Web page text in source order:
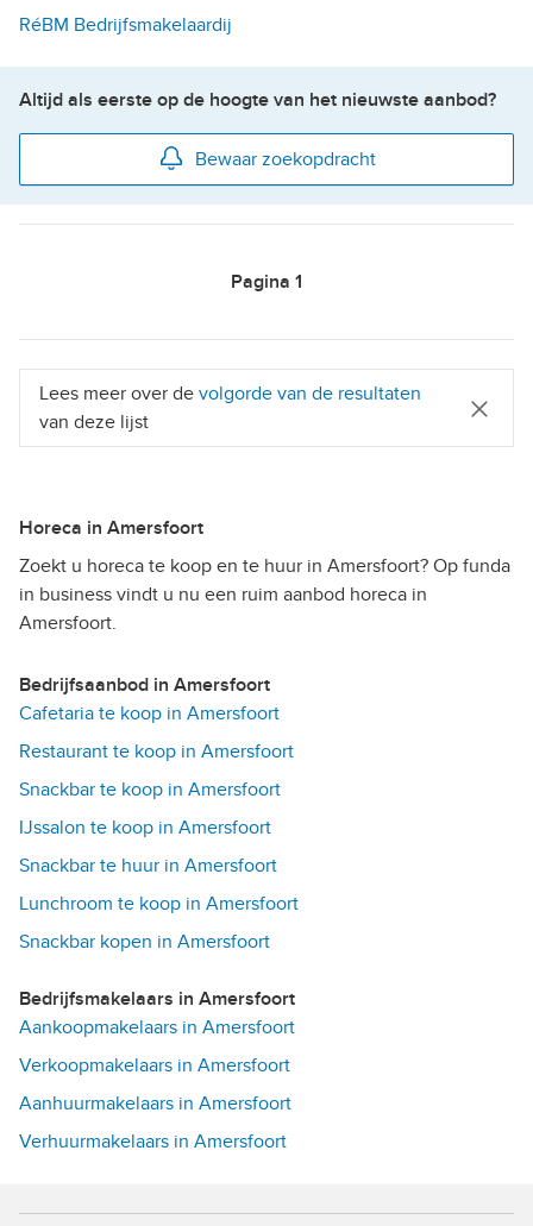
RéBM Bedrijfsmakelaardij
Altijd als eerste op de hoogte van het nieuwste aanbod?
Bewaar zoekopdracht
Pagina 1
Lees meer over de volgorde van de resultaten
van deze lijst
Horeca in Amersfoort
Zoekt u horeca te koop en te huur in Amersfoort? Op funda
in business vindt u nu een ruim aanbod horeca in
Amersfoort.
Bedrijfsaanbod in Amersfoort
Cafetaria te koop in Amersfoort
Restaurant te koop in Amersfoort
Snackbar te koop in Amersfoort
IJssalon te koop in Amersfoort
Snackbar te huur in Amersfoort
Lunchroom te koop in Amersfoort
Snackbar kopen in Amersfoort
Bedrijfsmakelaars in Amersfoort
Aankoopmakelaars in Amersfoort
Verkoopmakelaars in Amersfoort
Aanhuurmakelaars in Amersfoort
Verhuurmakelaars in Amersfoort